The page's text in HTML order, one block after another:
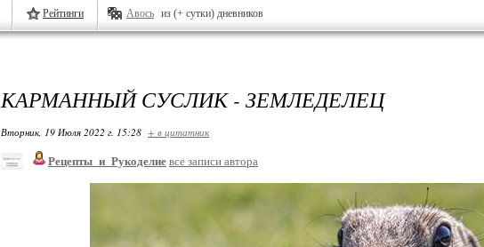
Рейтинги Авось из (+ сутки) дневников
КАРМАННЫЙ СУСЛИК - ЗЕМЛЕДЕЛЕЦ
Вторник, 19 Июля 2022 г. 15:28 + в цитатник
Рецепты_и_Рукоделие все записи автора